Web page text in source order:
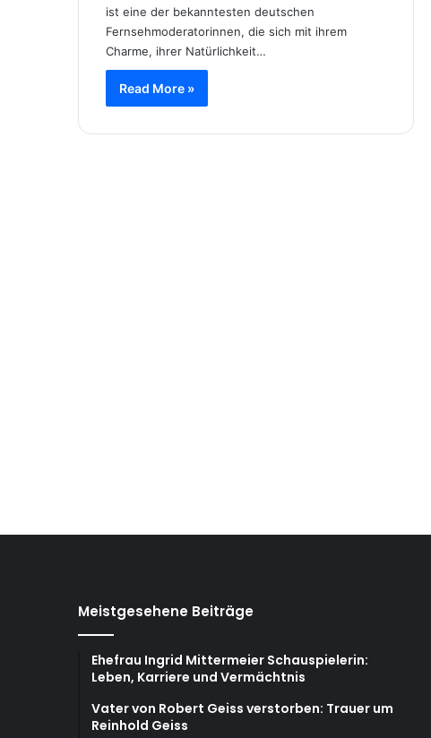
ist eine der bekanntesten deutschen
Fernsehmoderatorinnen, die sich mit ihrem
Charme, ihrer Natürlichkeit…
Read More »
Meistgesehene Beiträge
Ehefrau Ingrid Mittermeier Schauspielerin:
Leben, Karriere und Vermächtnis
Vater von Robert Geiss verstorben: Trauer um
Reinhold Geiss